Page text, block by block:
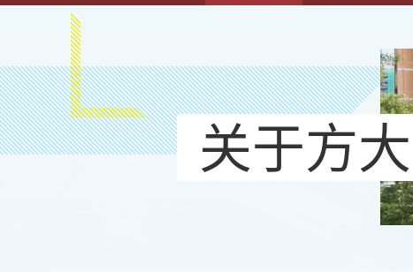
关于方大